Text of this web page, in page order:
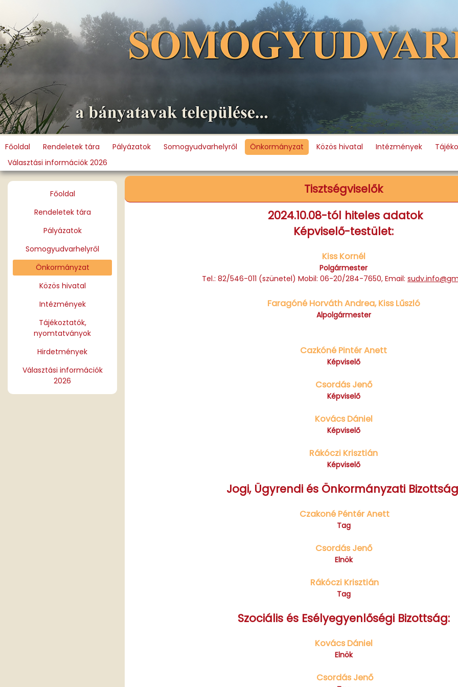
Főoldal Rendeletek tára Pályázatok Somogyudvarhelyről Önkormányzat Közös hivatal Intézmények
Választási információk 2026
Főoldal
Rendeletek tára
Pályázatok
Somogyudvarhelyről
Önkormányzat
Közös hivatal
Intézmények
Tájékoztatók,
nyomtatványok
Hirdetmények
Választási információk
2026
Tisztségviselők
2024.10.08-tól hiteles adatok
Képviselő-testület:
Kiss Kornél
Polgármester
Tel.: 82/546-011 (szünetel) Mobil: 06-20/284-7650, Email:
Faragóné Horváth Andrea, Kiss Lűszló
Alpolgármester
Cazkóné Pintér Anett
Képviselő
Csordás Jenő
Képviselő
Kovács Dániel
Képviselő
Rákóczi Krisztián
Képviselő
Jogi, Ügyrendi és Önkormányzati
Czakoné Péntér Anett
Tag
Csordás Jenő
Elnök
Rákóczi Krisztián
Tag
Szociális és Esélyegyenlőségi Bizottság:
Kovács Dániel
Elnök
Csordás Jenő